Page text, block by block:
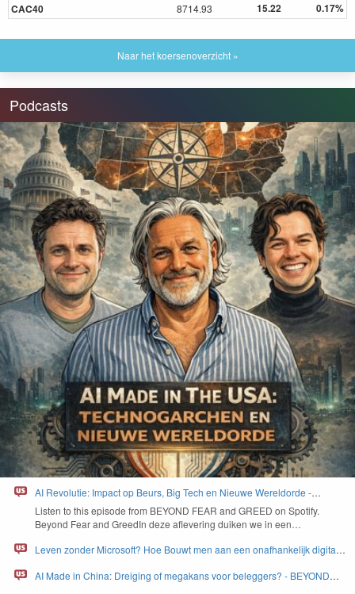
CAC40
8714.93 15.22 0.17%
Naar het koersenoverzicht »
Podcasts
AI Revolutie: Impact op Beurs, Big Tech en Nieuwe Wereldorde -
BEYOND FEAR and GREED
Lis­ten to this episode from BEYOND FEAR and GREED on Spo­ti­fy.
Beyond Fear and Greed­In deze aflev­er­ing duiken we in een…
Leven zonder Microsoft? Hoe Bouwt men aan een onafhankelijk digitaal
AI Made in China: Dreiging of megakans voor beleggers? - BEYOND